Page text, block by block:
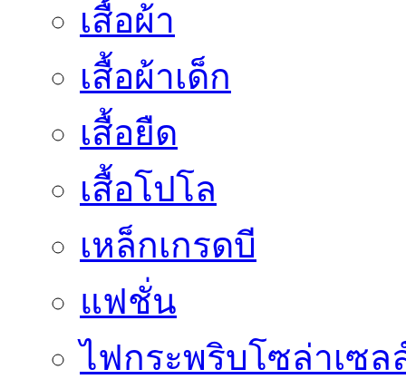
เสื้อผ้า
เสื้อผ้าเด็ก
เสื้อยืด
เสื้อโปโล
เหล็กเกรดบี
แฟชั่น
ไฟกระพริบโซล่าเซล